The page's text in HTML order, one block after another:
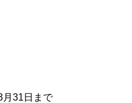
月31日まで